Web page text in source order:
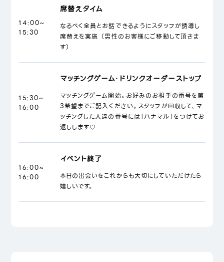
14:00~
15:30
席替えタイム
なるべく全員とお話できるようにスタッフが誘導し
席替えを実施 （男性のお客様にご移動して頂きま
す）
15:30~
16:00
マッチングゲーム・ドリンクオーダーストップ
マッチングゲーム開始。お好みのお相手の番号を第
3希望までご記入ください。スタッフが回収して、マ
ッチングした人達の番号には「ハナマル」をつけてお
返しします♡
16:00~
16:00
イベント終了
本日の出会いをこれからも大切にしていただけたら
嬉しいです。